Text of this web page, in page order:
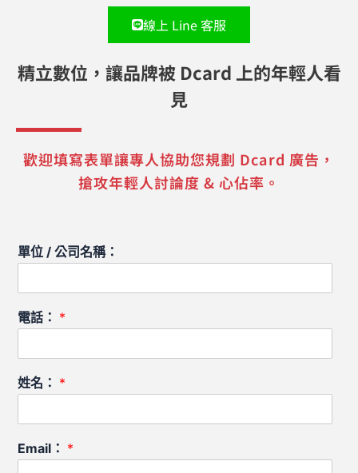
線上 Line 客服
精立數位，讓品牌被 Dcard 上的年輕人看
見
歡迎填寫表單讓專人協助您規劃 Dcard 廣告，
搶攻年輕人討論度 & 心佔率。
單位 / 公司名稱：
電話： *
姓名： *
Email： *